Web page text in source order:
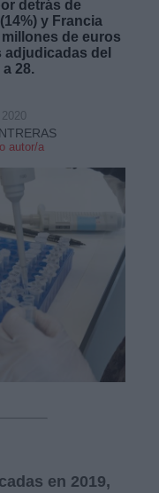
detrás de
y Francia
millones de euros
del
28.
autor/a
en 2019,